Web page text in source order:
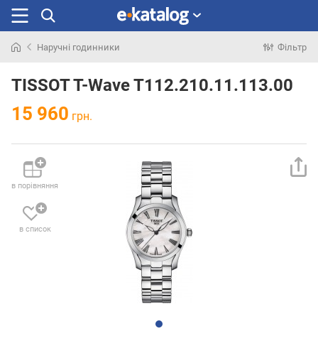
раніше
Наручні годинники Фільтр
TISSOT T-Wave T112.210.11.113.00
15 960 грн.
в порівняння
в список